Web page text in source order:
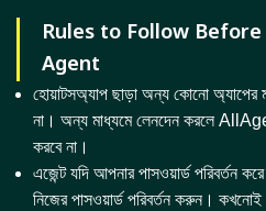
Rules to Follow
Agent
হোয়াটসঅ্যাপ ছাড়া অন্য কোনো অ্যাপের
না। অন্য মাধ্যমে লেনদেন করলে
করবে না।
এজেন্ট যদি আপনার পাসওয়ার্ড পরিবর্তন
নিজের পাসওয়ার্ড পরিবর্তন করুন।